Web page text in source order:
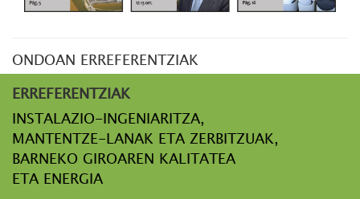
ONDOAN ERREFERENTZIAK
ERREFERENTZIAK
INSTALAZIO-INGENIARITZA,
MANTENTZE-LANAK ETA ZERBITZUAK,
BARNEKO GIROAREN KALITATEA
ETA ENERGIA